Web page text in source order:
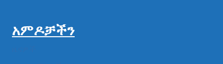
አምዶቻችን